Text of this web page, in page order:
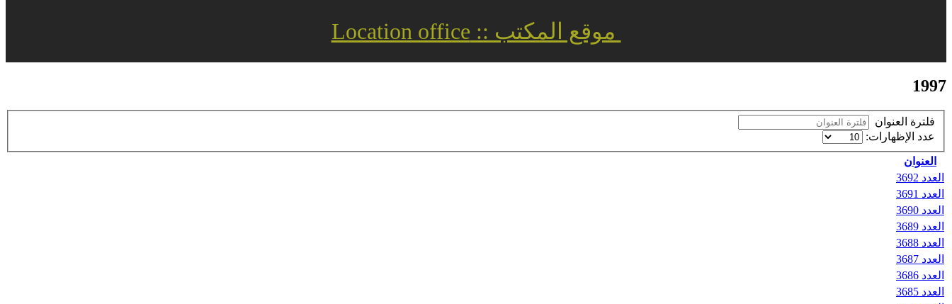
موقع المكتب :: Location office
1997
فلترة العنوان
عدد الإظهارات:
العنوان
العدد 3692
العدد 3691
العدد 3690
العدد 3689
العدد 3688
العدد 3687
العدد 3686
العدد 3685